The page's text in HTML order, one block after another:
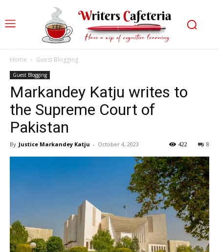
Home Guest Blogging
Guest Blogging
Markandey Katju writes to
the Supreme Court of
Pakistan
By Justice Markandey Katju - October 4, 2023 8
422